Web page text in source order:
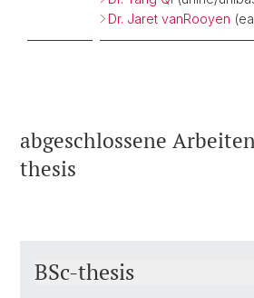
Dr. Jaret vanRooyen
abgeschlossene
thesis
BSc-thesis